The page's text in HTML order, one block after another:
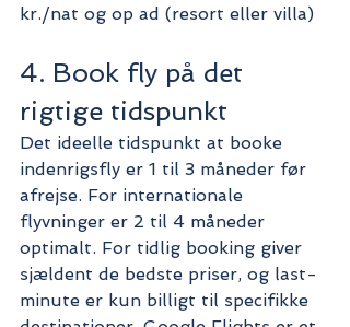
kr./nat og op ad (resort eller villa)
4. Book fly på det
rigtige tidspunkt
Det ideelle tidspunkt at booke
indenrigsfly er 1 til 3 måneder før
afrejse. For internationale
flyvninger er 2 til 4 måneder
optimalt. For tidlig booking giver
sjældent de bedste priser, og last-
minute er kun billigt til specifikke